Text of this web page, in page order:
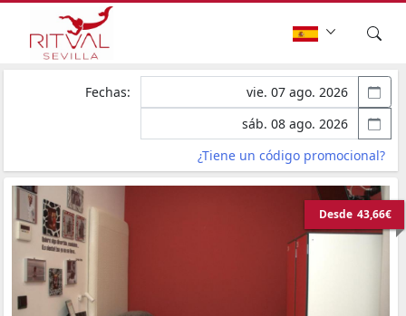
Fechas:
¿Tiene un código promocional?
Desde 43,66€